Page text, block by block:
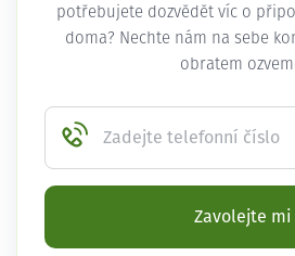
potřebujete dozvědět víc o
doma? Nechte nám na sebe
obratem
Zadejte telefonní číslo
Zavolejte mi